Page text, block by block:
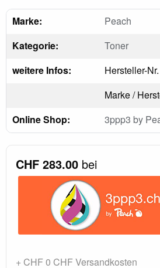
Marke:
Peach
Kategorie:
Toner
weitere Infos:
Hersteller-
Marke /
Online Shop:
3ppp3 by
CHF 283.00 bei
+ CHF 0 CHF Versandkosten